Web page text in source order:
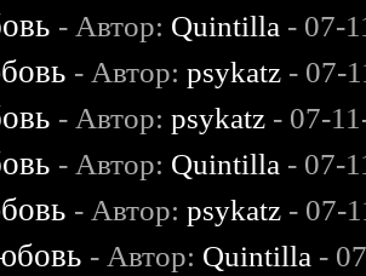
- Автор: Quintilla - 07-
- Автор:psykatz - 07-
- Автор:psykatz - 07-
- Автор: Quintilla - 07-
- Автор:psykatz - 07-
- Автор: Quintilla -